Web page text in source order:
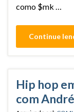
como $mk …
Continue
Hip hop
com